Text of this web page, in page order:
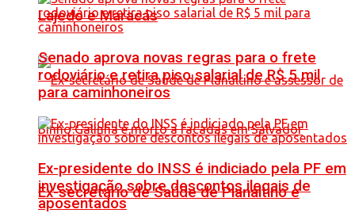
Lajedo e Maracás
Ex-secretário de Saúde de Planaltino e
Senado aprova novas regras para o frete
rodoviário e retira piso salarial de R$ 5 mil
para caminhoneiros
Ex-presidente do INSS é indiciado pela PF em
investigação sobre descontos ilegais de
aposentados